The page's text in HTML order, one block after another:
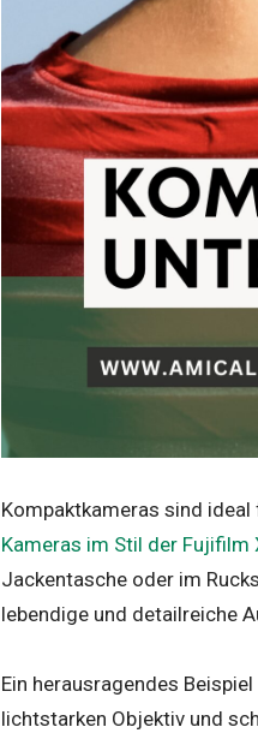
Kompaktkameras sind
Kameras im Stil der Fujifilm
Jackentasche oder im
lebendige und detailreiche
Ein herausragendes
lichtstarken Objektiv und